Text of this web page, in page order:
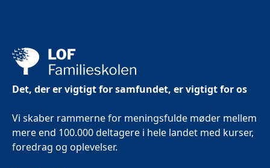
Det, der er vigtigt for samfundet, er vigtigt for os
Vi skaber rammerne for meningsfulde møder mellem
mere end 100.000 deltagere i hele landet med kurser,
foredrag og oplevelser.